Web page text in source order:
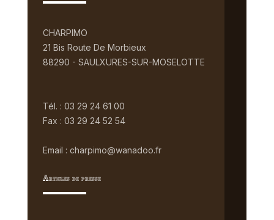
CHARPIMO
21 Bis Route De Morbieux
88290 - SAULXURES-SUR-MOSELOTTE
Tél. : 03 29 24 61 00
Fax : 03 29 24 52 54
Email : charpimo@wanadoo.fr
Articles de presse